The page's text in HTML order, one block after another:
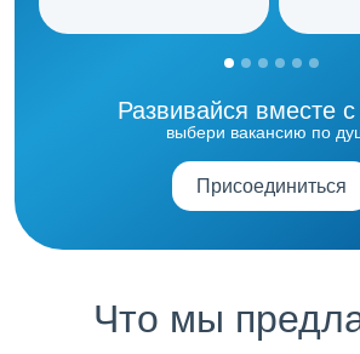
Развивайся вместе
выбери вакансию по
Присоединиться
Что мы